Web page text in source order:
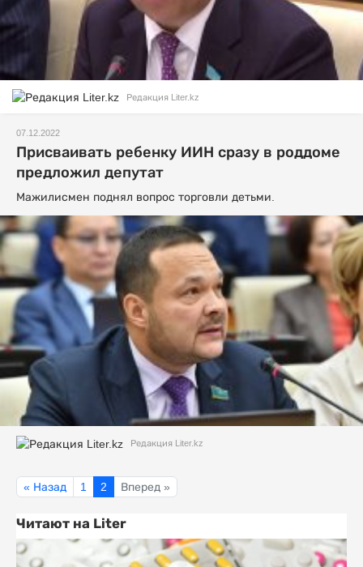
Редакция Liter.kz
07.12.2022
Присваивать ребенку ИИН сразу в роддоме
предложил депутат
Мажилисмен поднял вопрос торговли детьми.
Редакция Liter.kz
« Назад 1 2 Вперед »
Читают на Liter